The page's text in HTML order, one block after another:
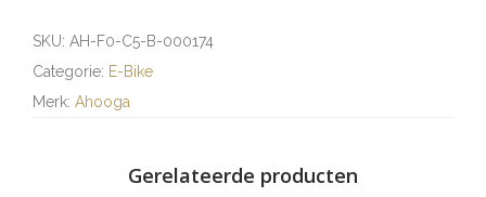
SKU: AH-F0-C5-B-000174
Categorie: E-Bike
Merk: Ahooga
Gerelateerde producten